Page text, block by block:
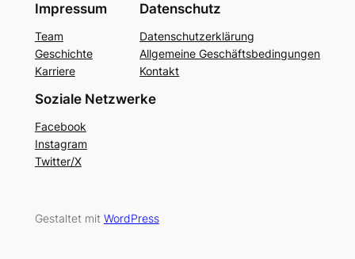
Impressum
Team
Geschichte
Karriere
Datenschutz
Datenschutzerklärung
Allgemeine Geschäftsbedingungen
Kontakt
Soziale Netzwerke
Facebook
Instagram
Twitter/X
Gestaltet mit WordPress